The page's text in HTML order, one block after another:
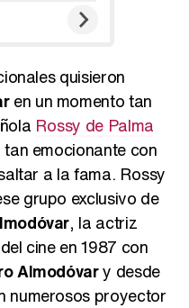
quisieron
en un momento tan
Rossy de Palma
emocionante con
a la fama. Rossy
grupo exclusivo de
, la actriz
cine en 1987 con
Almodóvary desde
numerosos proyector